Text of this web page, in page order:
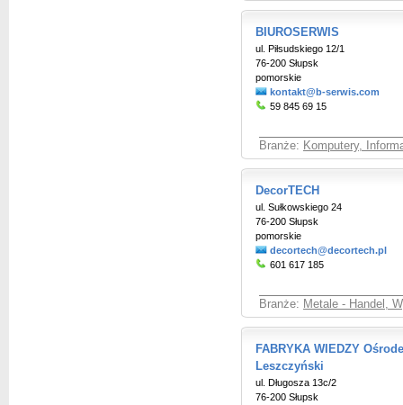
BIUROSERWIS
ul. Piłsudskiego 12/1
76-200 Słupsk
pomorskie
kontakt@b-serwis.com
59 845 69 15
Branże: Komputery,
DecorTECH
ul. Sułkowskiego 24
76-200 Słupsk
pomorskie
decortech@decortech.pl
601 617 185
Branże: Metale - Handel,
FABRYKA WIEDZY
Leszczyński
ul. Długosza 13c/2
76-200 Słupsk